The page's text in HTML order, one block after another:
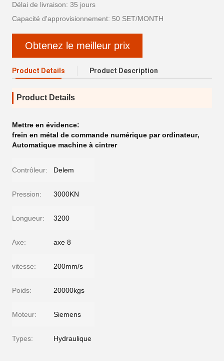
Délai de livraison: 35 jours
Capacité d'approvisionnement: 50 SET/MONTH
Obtenez le meilleur prix
Product Details Product Description
Product Details
Mettre en évidence:
frein en métal de commande numérique par ordinateur,
Automatique machine à cintrer
Contrôleur: Delem
Pression: 3000KN
Longueur: 3200
Axe: axe 8
vitesse: 200mm/s
Poids: 20000kgs
Moteur: Siemens
Types: Hydraulique